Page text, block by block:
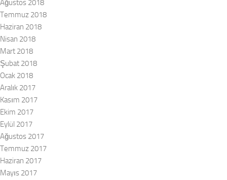
Ağustos 2018
Temmuz 2018
Haziran 2018
Nisan 2018
Mart 2018
Şubat 2018
Ocak 2018
Aralık 2017
Kasım 2017
Ekim 2017
Eylül 2017
Ağustos 2017
Temmuz 2017
Haziran 2017
Mayıs 2017